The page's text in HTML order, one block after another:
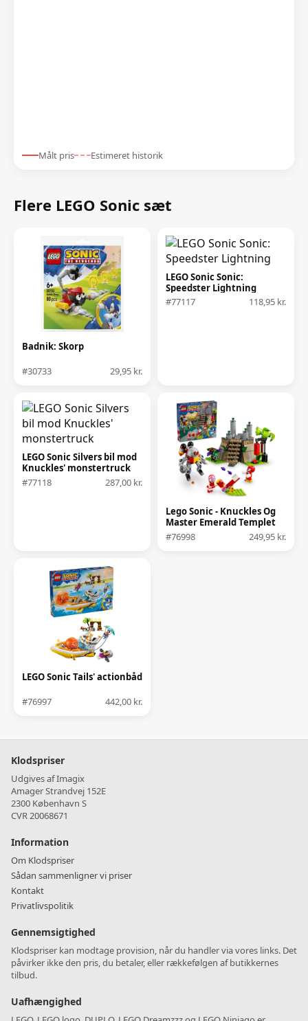
Målt pris Estimeret historik
Flere LEGO Sonic sæt
Badnik: Skorp
#30733 29,95 kr.
LEGO Sonic Sonic:
Speedster Lightning
#77117
118,95 kr.
LEGO Sonic Silvers bil mod
Knuckles' monstertruck
#77118
287,00 kr.
Lego Sonic - Knuckles Og
Master Emerald Templet
#76998
249,95 kr.
LEGO Sonic Tails' actionbåd
#76997 442,00 kr.
Klodspriser
Udgives af Imagix
Amager Strandvej 152E
2300 København S
CVR 20068671
Information
Om Klodspriser
Sådan sammenligner vi priser
Kontakt
Privatlivspolitik
Gennemsigtighed
Klodspriser kan modtage provision, når du handler via vores links. Det
påvirker ikke den pris, du betaler, eller rækkefølgen af butikkernes
tilbud.
Uafhængighed